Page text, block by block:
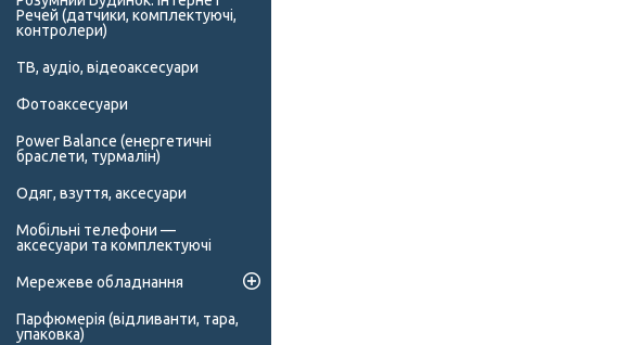
Речей (датчики, комплектуючі,
контролери)
ТВ, аудіо, відеоаксесуари
Фотоаксесуари
Power Balance (енергетичні
браслети, турмалін)
Одяг, взуття, аксесуари
Мобільні телефони —
аксесуари та комплектуючі
Мережеве обладнання
Парфюмерія (відливанти, тара,
упаковка)